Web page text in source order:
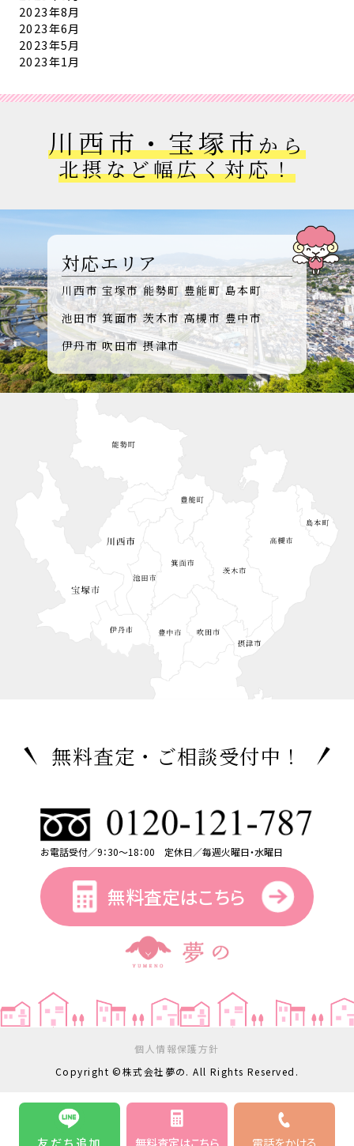
2023年8月
2023年6月
2023年5月
2023年1月
川西市・宝塚市から
北摂など幅広く対応！
対応エリア
川西市 宝塚市 能勢町 豊能町 島本町
池田市 箕面市 茨木市 高槻市 豊中市
伊丹市 吹田市 摂津市
無料査定・ご相談受付中！
お電話受付／9：30～18：00 定休日／毎週火曜日・水曜日
無料査定はこちら
個人情報保護方針
Copyright ©株式会社夢の. All Rights Reserved.
友だち追加 無料査定はこちら 電話をかける